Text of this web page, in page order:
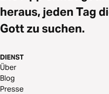
heraus, jeden Tag
Gott zu suchen.
DIENST
Über
Blog
Presse